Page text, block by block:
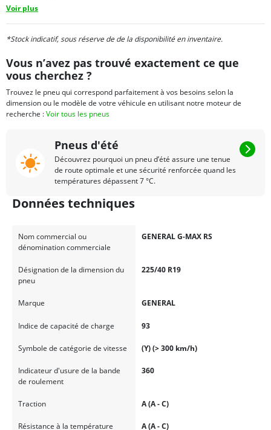
Voir plus
*Stock indicatif, sous réserve de de la disponibilité en inventaire.
Vous n’avez pas trouvé exactement ce que
vous cherchez ?
Trouvez le pneu qui correspond parfaitement à vos besoins selon la
dimension ou le modèle de votre véhicule en utilisant notre moteur de
recherche :Voir tous les pneus
Pneus d'été
Découvrez pourquoi un pneu d’été assure une tenue
de route optimale et une sécurité renforcée quand les
températures dépassent 7 °C.
Données techniques
Nom commercial ou
dénomination commerciale
GENERAL G-MAX RS
Désignation de la dimension du
pneu
225/40 R19
Marque GENERAL
Indice de capacité de charge 93
Symbole de catégorie de vitesse (Y) (> 300 km/h)
Indicateur d'usure de la bande
de roulement
360
Traction A (A - C)
Résistance à la température A (A - C)